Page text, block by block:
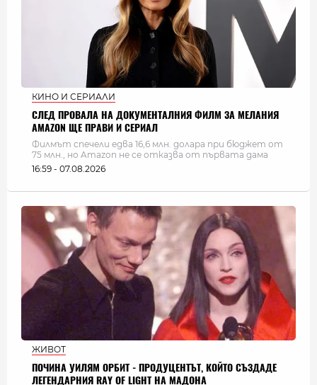
КИНО И СЕРИАЛИ
СЛЕД ПРОВАЛА НА ДОКУМЕНТАЛНИЯ ФИЛМ ЗА МЕЛАНИЯ
AMAZON ЩЕ ПРАВИ И СЕРИАЛ
Филмът спечели едва 16,6 млн. долара при бюджет от
75 млн., но Amazon не се отказва от първата дама
16:59 - 07.08.2026
ЖИВОТ
ПОЧИНА УИЛЯМ ОРБИТ - ПРОДУЦЕНТЪТ, КОЙТО СЪЗДАДЕ
ЛЕГЕНДАРНИЯ RAY OF LIGHT НА МАДОНА